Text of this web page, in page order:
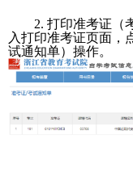
2. 打印准考证（
入打印准考证页面，
试通知单）操作。